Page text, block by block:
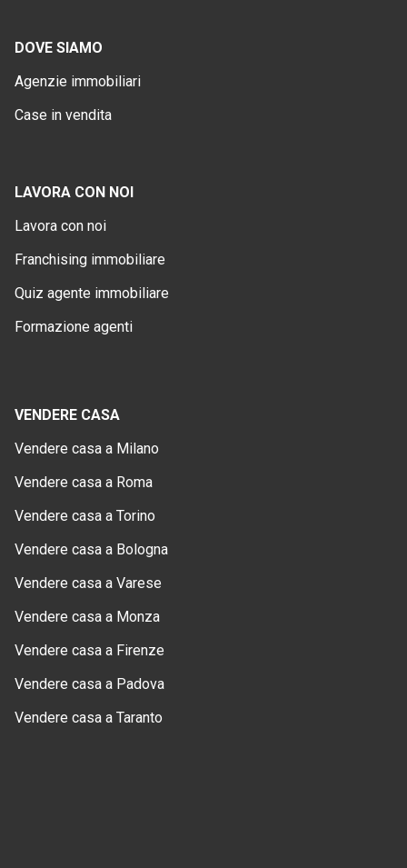
DOVE SIAMO
Agenzie immobiliari
Case in vendita
LAVORA CON NOI
Lavora con noi
Franchising immobiliare
Quiz agente immobiliare
Formazione agenti
VENDERE CASA
Vendere casa a Milano
Vendere casa a Roma
Vendere casa a Torino
Vendere casa a Bologna
Vendere casa a Varese
Vendere casa a Monza
Vendere casa a Firenze
Vendere casa a Padova
Vendere casa a Taranto